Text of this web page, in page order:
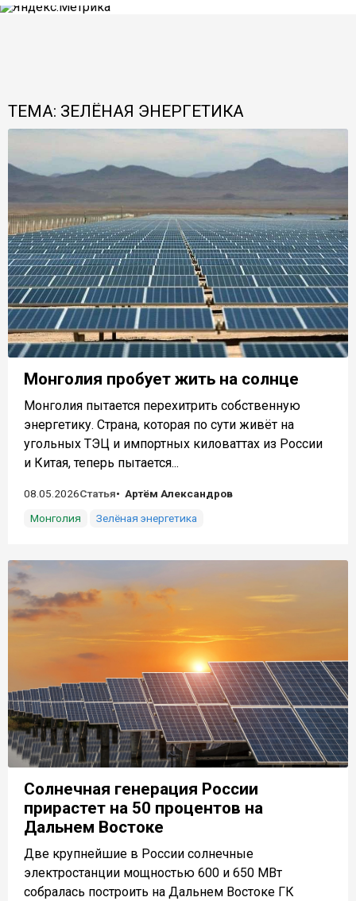
ТЕМА: ЗЕЛЁНАЯ ЭНЕРГЕТИКА
Монголия пробует жить на солнце
Монголия пытается перехитрить собственную
энергетику. Страна, которая по сути живёт на
угольных ТЭЦ и импортных киловаттах из России
и Китая, теперь пытается...
08.05.2026Статья
Артём Александров
Монголия
Зелёная энергетика
Солнечная генерация России
прирастет на 50 процентов на
Дальнем Востоке
Две крупнейшие в России солнечные
электростанции мощностью 600 и 650 МВт
собралась построить на Дальнем Востоке ГК